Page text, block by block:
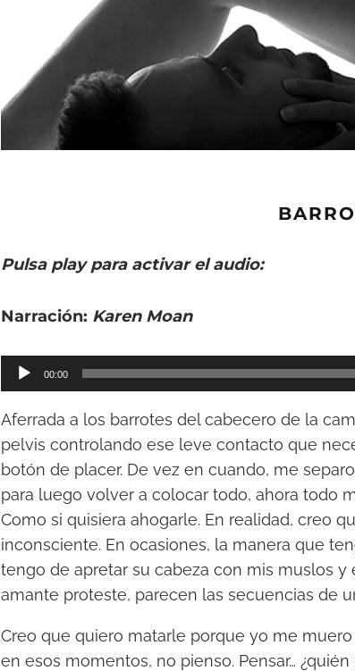
Pulsa play para activar el audio:
Narración: Karen Moan
e
p
r
o
d
u
c
t
o
d
e
00:00
Aferrada a los barrotes del cabecero de la
pelvis controlando ese leve contacto que
botón de placer. De vez en cuando, me
para luego volver a colocar todo, ahora todo
Como si quisiera ahogarle. En realidad, creo
inconsciente. En ocasiones, la manera que
tengo de apretar su cabeza con mis muslos
amante proteste, parecen las secuencias de
Creo que quiero matarle porque yo me
en esos momentos, no pienso. Pensar…